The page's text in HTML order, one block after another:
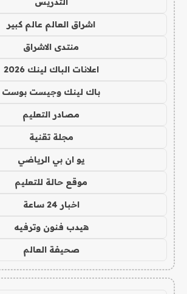
اشراق العالم عالم كبير
منتدى الاشراق
اعلانات الباك لينك 2026
باك لينك وجيست بوست
مصادر التعليم
مجلة تقنية
يو ان بي الرياضي
موقع حالة للتعليم
اخبار 24 ساعة
هيدب فنون وترفيه
صحيفة العالم